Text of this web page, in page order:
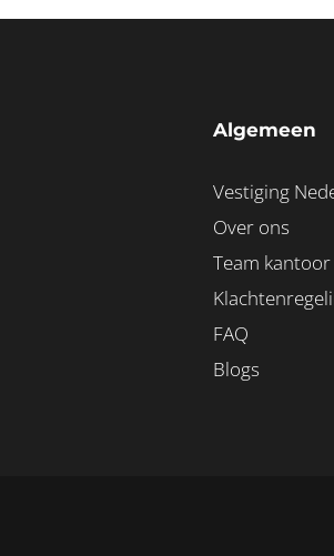
Algemeen
Vestiging
Over ons
Team kantoor
FAQ
Blogs